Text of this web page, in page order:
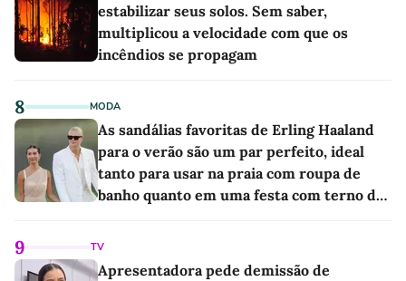
estabilizar seus solos. Sem saber,
multiplicou a velocidade com que os
incêndios se propagam
8 MODA
As sandálias favoritas de Erling Haaland
para o verão são um par perfeito, ideal
tanto para usar na praia com roupa de
banho quanto em uma festa com terno de
9 TV
Apresentadora pede demissão de